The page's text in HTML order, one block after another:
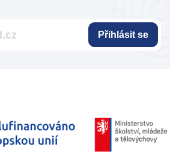
Přihlásit se